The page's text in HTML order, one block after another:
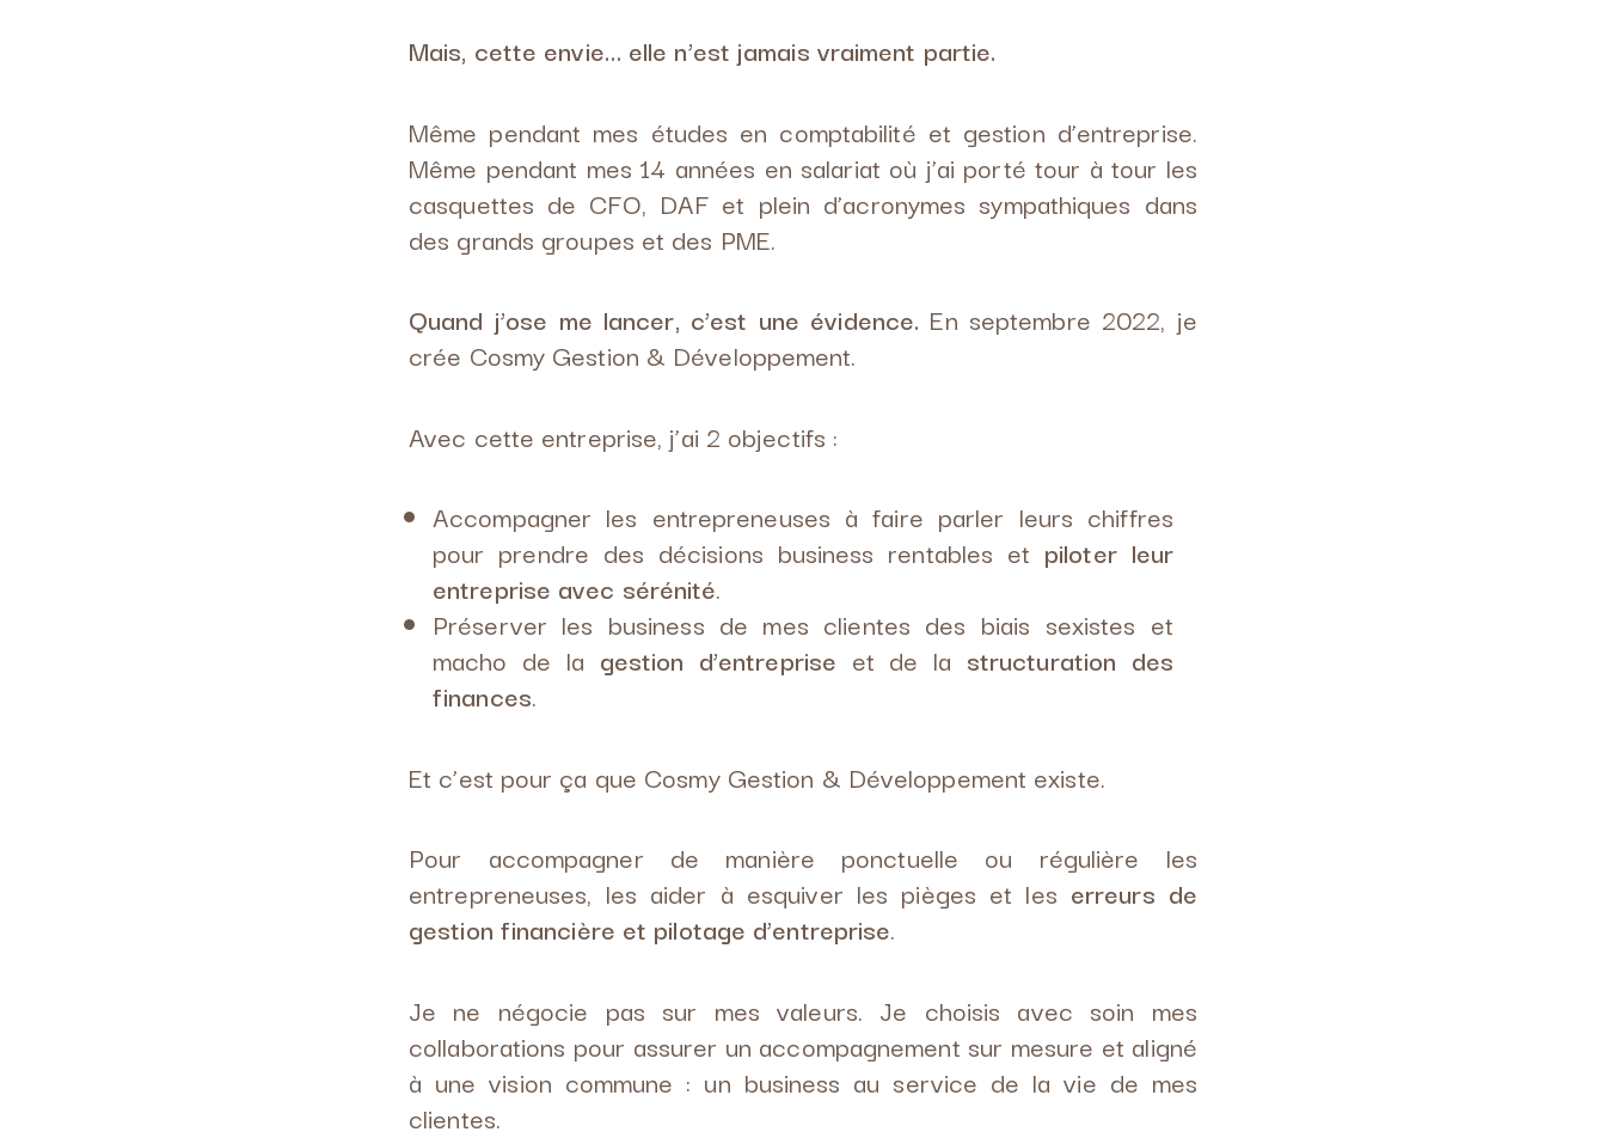
Mais, cette envie… elle n’est jamais vraiment partie.
Même pendant mes études en comptabilité et gestion d’entreprise.
Même pendant mes 14 années en salariat où j’ai porté tour à tour les
casquettes de CFO, DAF et plein d’acronymes sympathiques dans
des grands groupes et des PME.
Quand j’ose me lancer, c’est une évidence. En septembre 2022, je
crée Cosmy Gestion & Développement.
Avec cette entreprise, j’ai 2 objectifs :
Accompagner les entrepreneuses à faire parler leurs chiffres
pour prendre des décisions business rentables et piloter leur
entreprise avec sérénité.
Préserver les business de mes clientes des biais sexistes et
macho de la gestion d’entreprise et de la structuration des
finances.
Et c’est pour ça que Cosmy Gestion & Développement existe.
Pour accompagner de manière ponctuelle ou régulière les
entrepreneuses, les aider à esquiver les pièges et les erreurs de
gestion financière et pilotage d’entreprise.
Je ne négocie pas sur mes valeurs. Je choisis avec soin mes
collaborations pour assurer un accompagnement sur mesure et aligné
à une vision commune : un business au service de la vie de mes
clientes.